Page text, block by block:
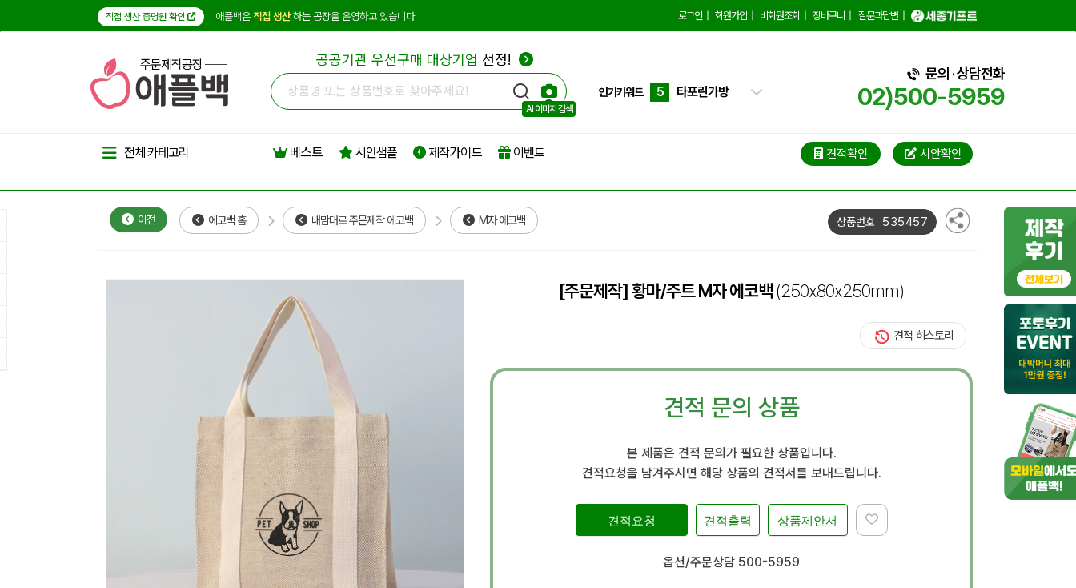
직접 생산 증명원 확인 애플백은 직접 생산하는 공장을 운영하고 있습니다. 로그인 회원가입 비회원조회 장바구니 질문과답변
주문제작공장 공공기관 우선구매 대상기업 선정!
AI 이미지 검색
인기키워드
3
선물세트가방
5
타포린가방
문의 · 상담전화
02)500-5959
전체 카테고리 베스트 시안샘플 제작가이드 이벤트 견적확인 시안확인
이전 에코백 홈 내맘대로 주문제작 에코백 M자 에코백 상품번호 535457
[주문제작] 황마/주트 M자 에코백(250x80x250mm)
견적 히스토리
견적 문의 상품
본 제품은 견적 문의가 필요한 상품입니다.
견적요청을 남겨주시면 해당 상품의 견적서를 보내드립니다.
견적요청 상품제안서
견적출력
옵션/주문상담 500-5959